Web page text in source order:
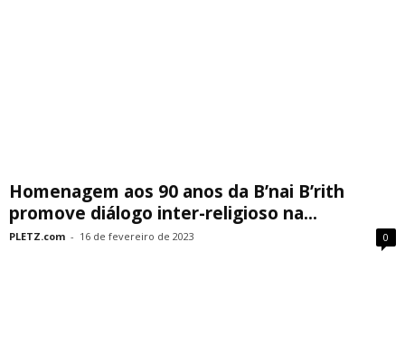
Homenagem aos 90 anos da B’nai B’rith
promove diálogo inter-religioso na...
PLETZ.com - 16 de fevereiro de 2023 0